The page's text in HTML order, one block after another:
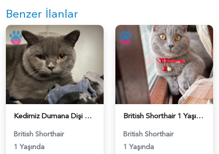
Benzer İlanlar
Kedimiz Dumana Dişi Eş arıyoruz - 118984658
British Shorthair
1 Yaşında
British Shorthair 1 Yaşında Eş Arıyor - 118984662
British Shorthair
1 Yaşında